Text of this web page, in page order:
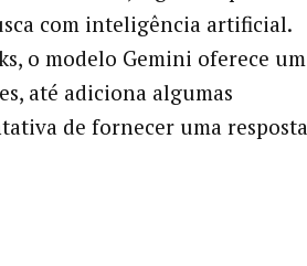
com inteligência artificial.
o modelo Gemini oferece um
até adiciona algumas
de fornecer uma resposta